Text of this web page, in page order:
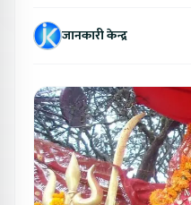
जानकारी केन्द्र